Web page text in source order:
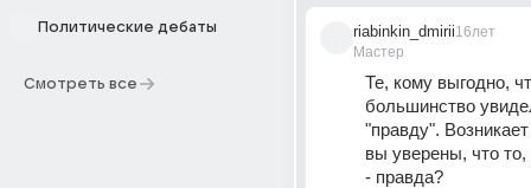
Политические дебаты
Смотреть все
riabinkin_dmirii
Мастер
16лет
Те, кому выгодно,
большинство
"правду".
вы уверены, что то,
- правда?